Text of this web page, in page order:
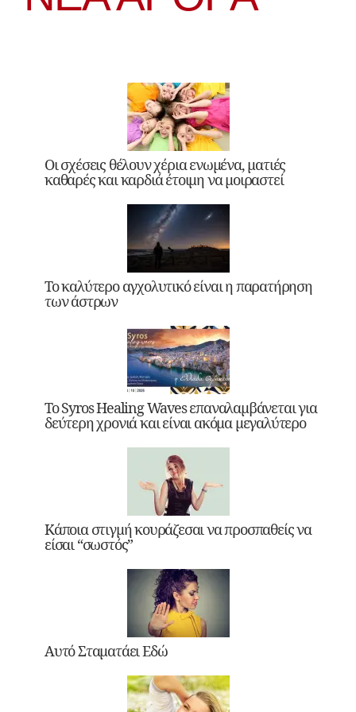
Οι σχέσεις θέλουν χέρια ενωμένα, ματιές
καθαρές και καρδιά έτοιμη να μοιραστεί
Το καλύτερο αγχολυτικό είναι η παρατήρηση
των άστρων
Το Syros Healing Waves επαναλαμβάνεται για
δεύτερη χρονιά και είναι ακόμα μεγαλύτερο
Κάποια στιγμή κουράζεσαι να προσπαθείς να
είσαι “σωστός”
Αυτό Σταματάει Εδώ